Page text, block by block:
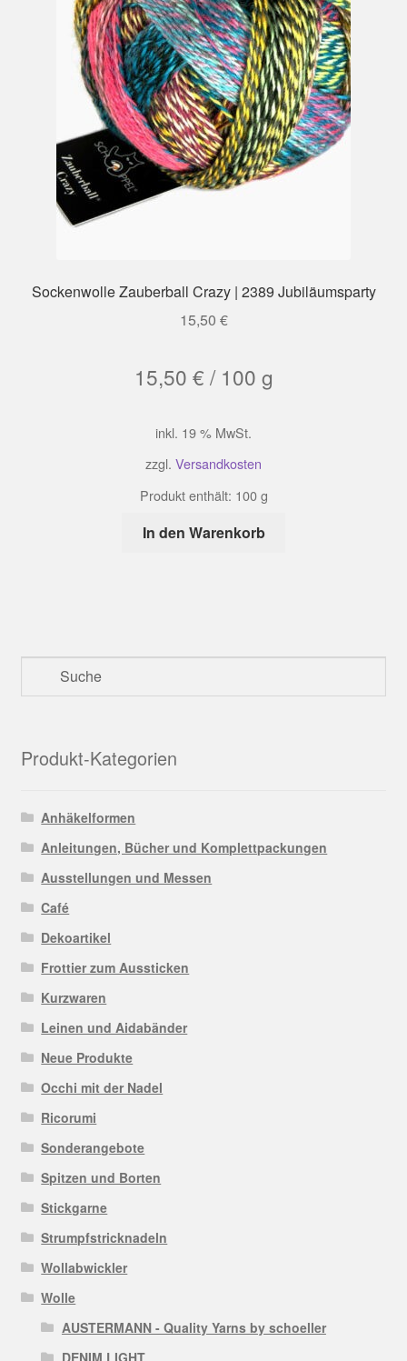
Sockenwolle Zauberball Crazy | 2389 Jubiläumsparty
15,50 €
15,50 € / 100 g
inkl. 19 % MwSt.
zzgl. Versandkosten
Produkt enthält: 100g
In den Warenkorb
Produkt-Kategorien
Anhäkelformen
Anleitungen, Bücher und Komplettpackungen
Ausstellungen und Messen
Café
Dekoartikel
Frottier zum Aussticken
Kurzwaren
Leinen und Aidabänder
Neue Produkte
Occhi mit der Nadel
Ricorumi
Sonderangebote
Spitzen und Borten
Stickgarne
Strumpfstricknadeln
Wollabwickler
Wolle
AUSTERMANN - Quality Yarns by schoeller